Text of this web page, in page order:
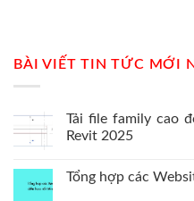
BÀI VIẾT TIN TỨC MỚI
Tải file family cao
Revit 2025
Tổng hợp các